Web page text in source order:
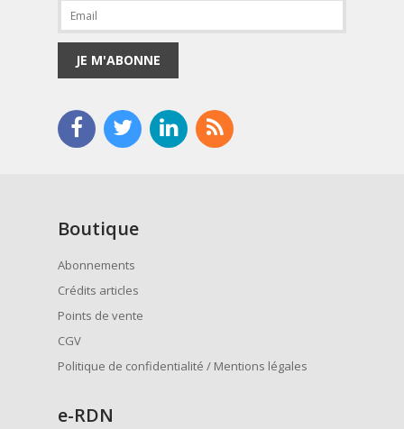
JE M'ABONNE
Boutique
Abonnements
Crédits articles
Points de vente
CGV
Politique de confidentialité / Mentions légales
e-RDN